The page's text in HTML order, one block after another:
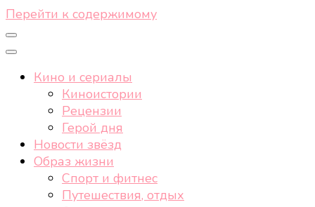
Перейти к содержимому
Кино и сериалы
Киноистории
Рецензии
Герой дня
Новости звёзд
Образ жизни
Спорт и фитнес
Путешествия, отдых